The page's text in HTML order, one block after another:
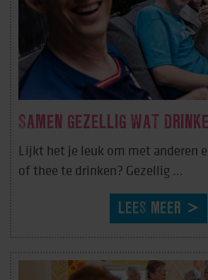
SAMEN GEZELLIG WAT
Lijkt het je leuk om met anderen
of thee te drinken? Gezellig ...
LEES MEER